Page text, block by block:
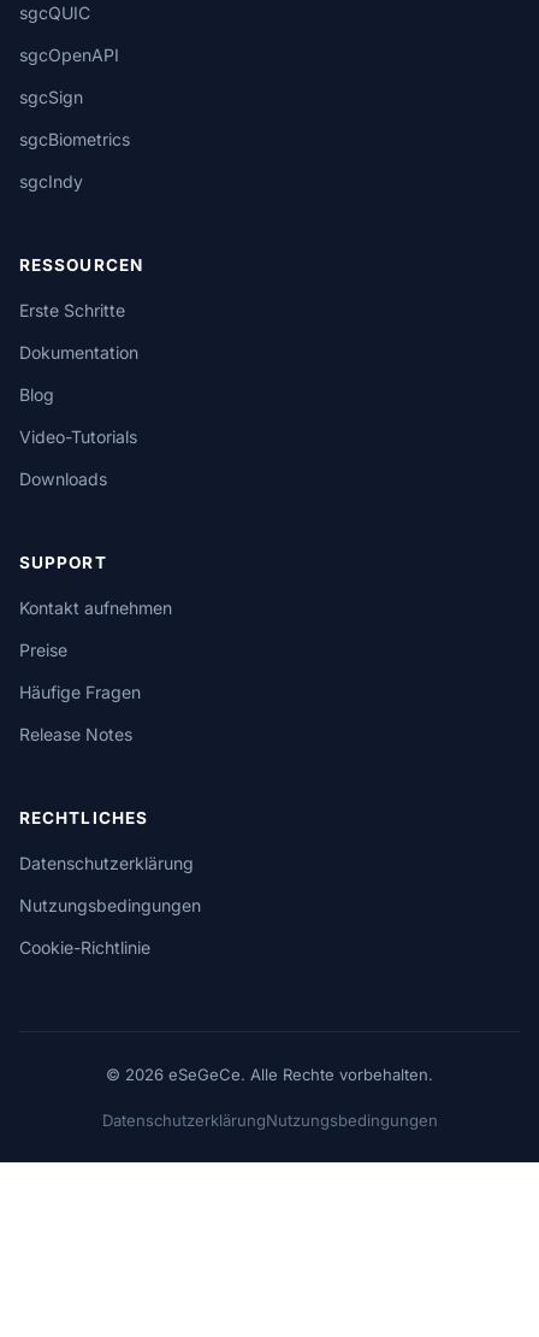
sgcQUIC
sgcOpenAPI
sgcSign
sgcBiometrics
sgcIndy
RESSOURCEN
Erste Schritte
Dokumentation
Blog
Video-Tutorials
Downloads
SUPPORT
Kontakt aufnehmen
Preise
Häufige Fragen
Release Notes
RECHTLICHES
Datenschutzerklärung
Nutzungsbedingungen
Cookie-Richtlinie
© 2026 eSeGeCe. Alle Rechte vorbehalten.
DatenschutzerklärungNutzungsbedingungen